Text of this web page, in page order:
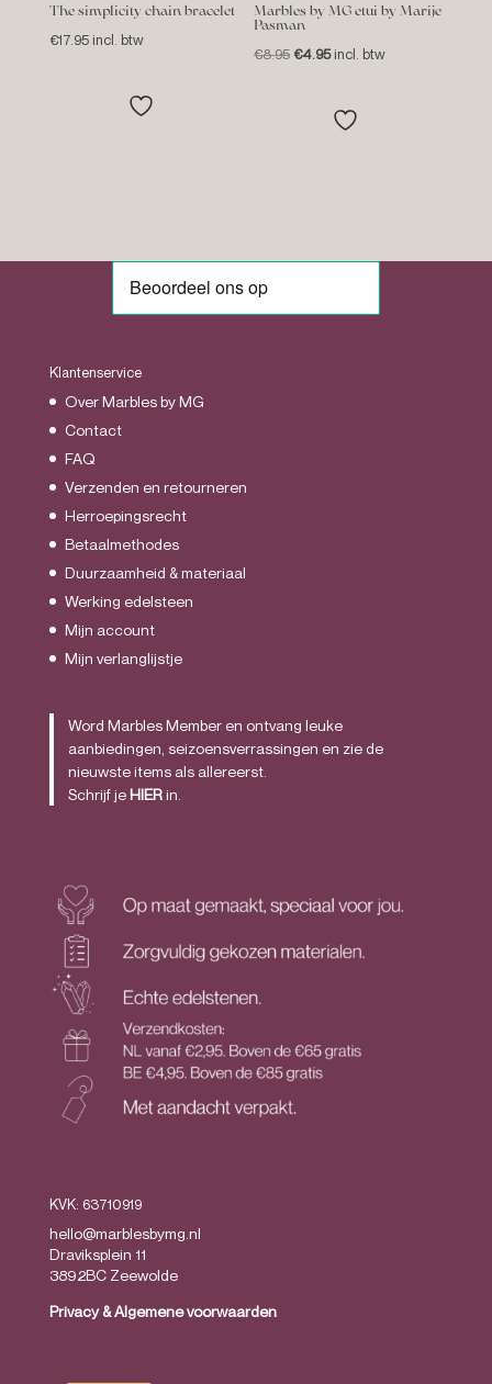
The simplicity chain bracelet
€17.95 incl. btw
Marbles by MG etui by Marije
Pasman
€8.95 Oorspronkelijke
€4.95Huidige
is:
incl. btw
Klantenservice
Over Marbles by MG
Contact
FAQ
Verzenden en retourneren
Herroepingsrecht
Betaalmethodes
Duurzaamheid & materiaal
Werking edelsteen
Mijn account
Mijn verlanglijstje
Word Marbles Member en ontvang leuke
aanbiedingen, seizoensverrassingen en zie de
nieuwste items als allereerst.
Schrijf jeHIERin.
KVK: 63710919
hello@marblesbymg.nl
Draviksplein 11
3892BC Zeewolde
Privacy&Algemene voorwaarden